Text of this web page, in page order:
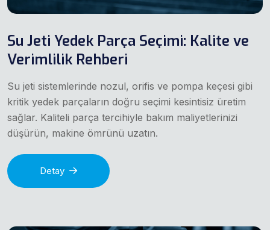
Su Jeti Yedek Parça Seçimi: Kalite ve
Verimlilik Rehberi
Su jeti sistemlerinde nozul, orifis ve pompa keçesi gibi
kritik yedek parçaların doğru seçimi kesintisiz üretim
sağlar. Kaliteli parça tercihiyle bakım maliyetlerinizi
düşürün, makine ömrünü uzatın.
Detay